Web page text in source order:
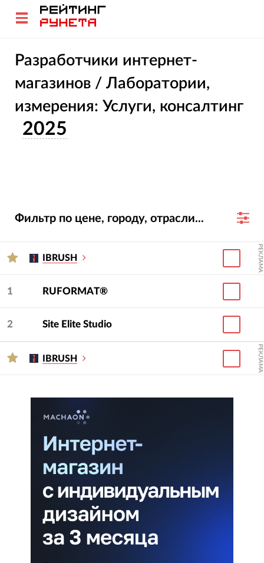
Разработчики интернет-
магазинов / Лаборатории,
измерения: Услуги, консалтинг
2025
Фильтр по цене, городу, отрасли...
IBRUSH РЕКЛАМА
1 RUFORMAT®
2 Site Elite Studio
IBRUSH РЕКЛАМА